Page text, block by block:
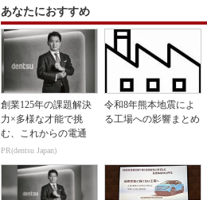
あなたにおすすめ
創業125年の課題解決
力×多様な才能で挑
む、これからの電通
PR(dentsu Japan)
令和8年熊本地震によ
る工場への影響まとめ